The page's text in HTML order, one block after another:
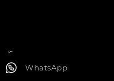
WhatsApp